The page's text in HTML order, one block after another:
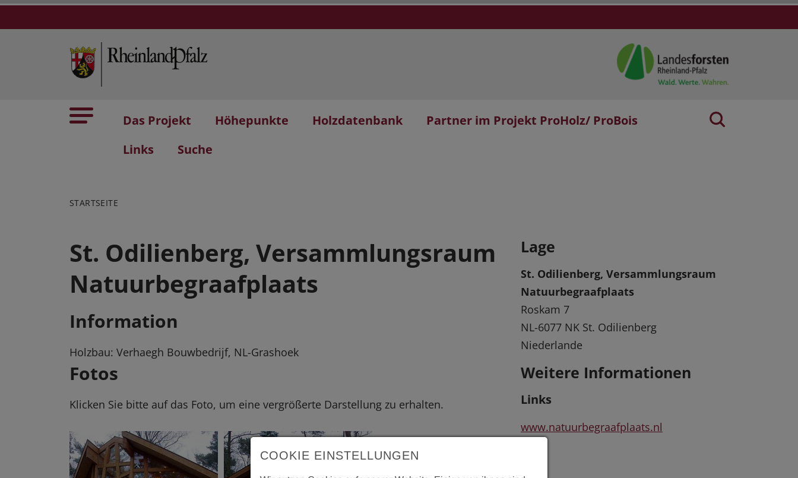
Das Projekt Höhepunkte Holzdatenbank
Partner im Projekt ProHolz/ ProBois
Links
Suche
STARTSEITE
St. Odilienberg, Versammlungsraum
Natuurbegraafplaats
Information
Holzbau: Verhaegh Bouwbedrijf, NL-Grashoek
Fotos
Klicken Sie bitte auf das Foto, um eine vergrößerte Darstellung zu erhalten.
Lage
St. Odilienberg, Versammlungsraum
Natuurbegraafplaats
Roskam 7
NL-6077 NK St. Odilienberg
Niederlande
Weitere Informationen
Links
www.natuurbegraafplaats.nl
COOKIE EINSTELLUNGEN